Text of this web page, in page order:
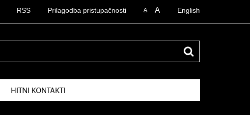
English
A A
Prilagodba pristupačnosti
RSS
HITNI KONTAKTI